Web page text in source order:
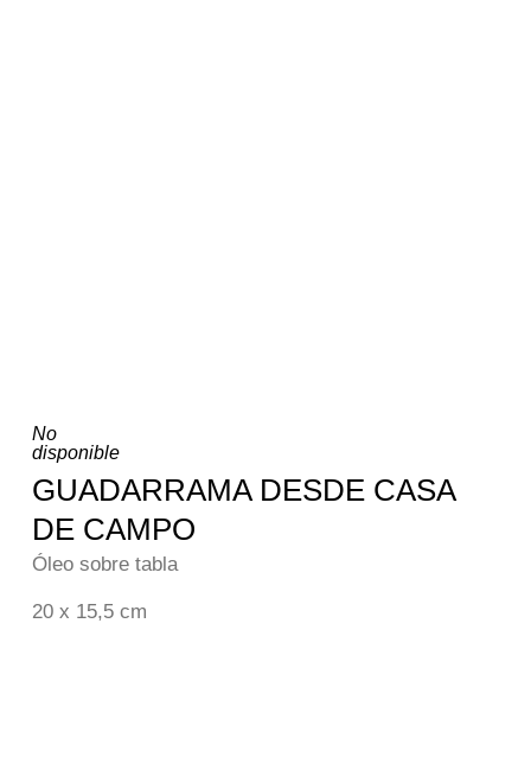
No
disponible
GUADARRAMA DESDE CASA
DE CAMPO
Óleo sobre tabla
20 x 15,5 cm